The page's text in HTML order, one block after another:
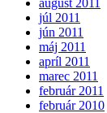
júl 2011
jún 2011
máj 2011
apríl 2011
marec 2011
február 2011
február 2010